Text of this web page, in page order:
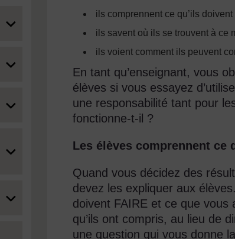
ils comprennent ce qu’ils
ils savent où ils se trouvent à ce
ils voient comment ils peuvent
En tant qu’enseignant, vous
élèves si vous essayez
une responsabilité tant pour
fonctionne-t-il ?
Les élèves comprennent ce
Quand vous décidez des
devez les expliquer aux
doivent FAIRE et ce que vous
qu’ils ont compris, au lieu de
une question qui vous donne